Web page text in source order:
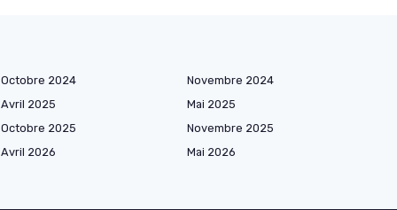
Octobre 2024
Novembre 2024
Avril 2025
Mai 2025
Octobre 2025
Novembre 2025
Avril 2026
Mai 2026